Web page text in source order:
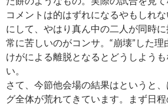
コメントは的はずれになるやもしれ
にして、やはり真ん中の二人が同時
常に苦しいのがコンサ。“崩壊”した理
けがによる離脱となるとどうしよう
い。
さて、今節他会場の結果はというと
グ全体が荒れてきています。まず日